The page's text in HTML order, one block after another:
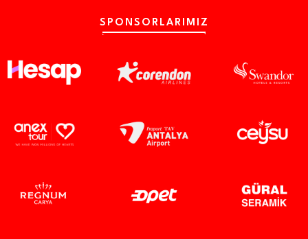
SPONSORLARIMIZ